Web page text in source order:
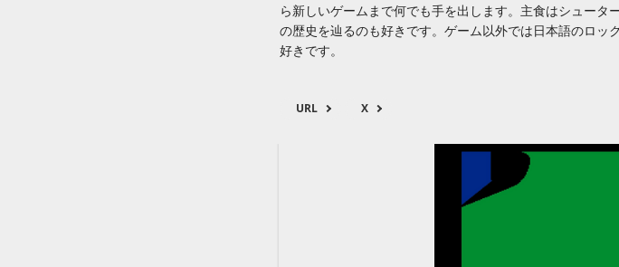
ら新しいゲームまで何でも手を出します。主食はシュー
の歴史を辿るのも好きです。ゲーム以外では日本語のロ
好きです。
URL X